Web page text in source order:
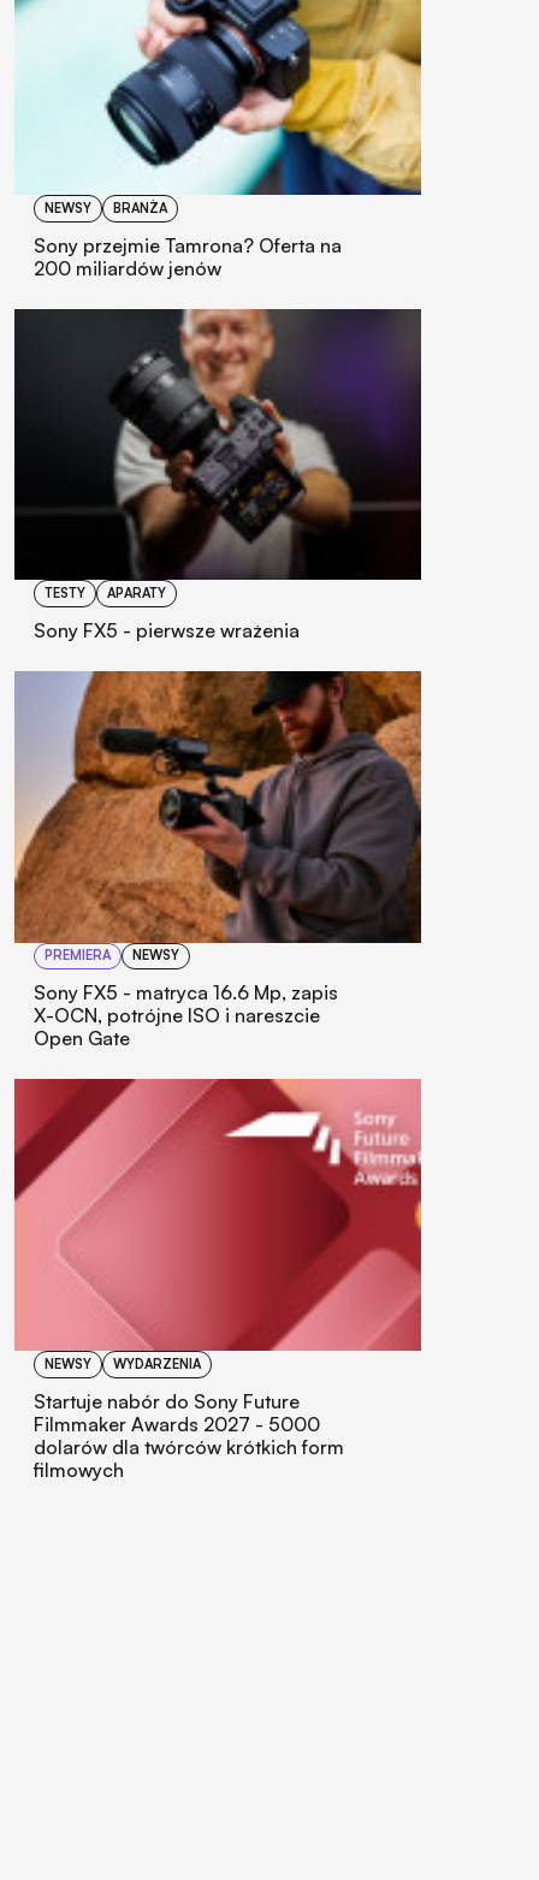
NEWSY BRANŻA
Sony przejmie Tamrona? Oferta na
200 miliardów jenów
TESTY APARATY
Sony FX5 - pierwsze wrażenia
PREMIERA NEWSY
Sony FX5 - matryca 16.6 Mp, zapis
X-OCN, potrójne ISO i nareszcie
Open Gate
NEWSY WYDARZENIA
Startuje nabór do Sony Future
Filmmaker Awards 2027 - 5000
dolarów dla twórców krótkich form
filmowych